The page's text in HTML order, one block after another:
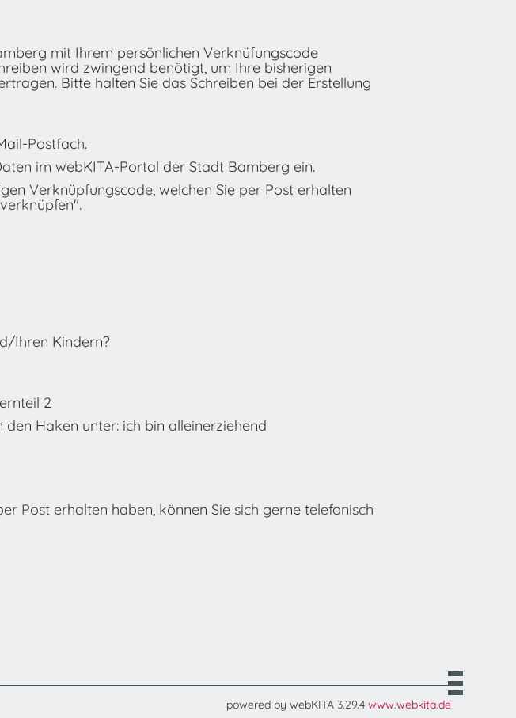
mit Ihrem persönlichen Verknüfungscode
wird zwingend benötigt, um Ihre bisherigen
Bitte halten Sie das Schreiben bei der Erstellung
Postfach.
im webKITA-Portal der Stadt Bamberg ein.
Verknüpfungscode, welchen Sie per Post erhalten
Ihren Kindern?
2
Haken unter: ich bin alleinerziehend
Post erhalten haben, können Sie sich gerne telefonisch
powered by webKITA 3.29.4 www.webkita.de